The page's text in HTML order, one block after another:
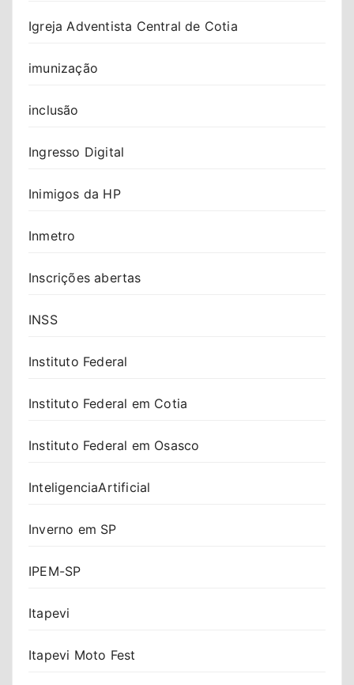
Igreja Adventista Central de Cotia
imunização
inclusão
Ingresso Digital
Inimigos da HP
Inmetro
Inscrições abertas
INSS
Instituto Federal
Instituto Federal em Cotia
Instituto Federal em Osasco
InteligenciaArtificial
Inverno em SP
IPEM-SP
Itapevi
Itapevi Moto Fest